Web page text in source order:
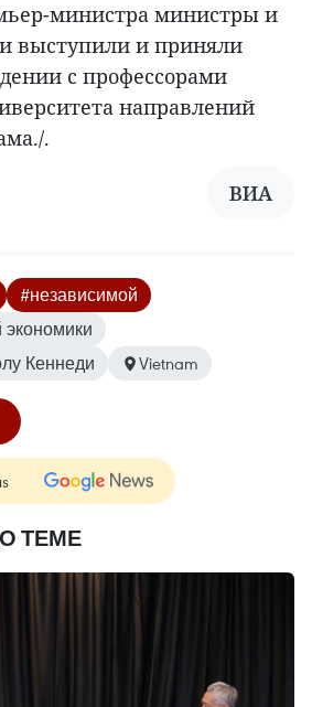
министра министры и
выступили и приняли
с профессорами
направлений
.
ВИА
#независимой
экономики
Кеннеди
Vietnam
ТЕМЕ